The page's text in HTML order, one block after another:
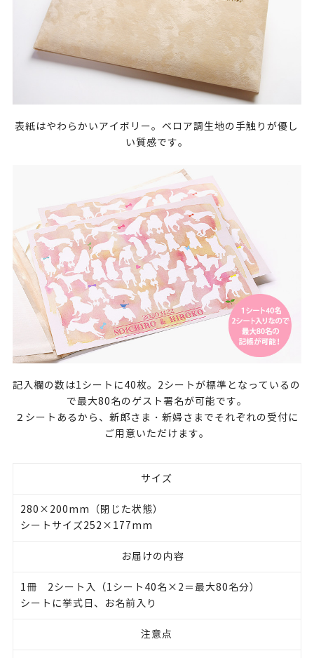
表紙はやわらかいアイボリー。ベロア調生地の手触りが優し
い質感です。
記入欄の数は1シートに40枚。2シートが標準となっているの
で最大80名のゲスト署名が可能です。
２シートあるから、新郎さま・新婦さまでそれぞれの受付に
ご用意いただけます。
サイズ
280×200mm（閉じた状態）
シートサイズ252×177mm
お届けの内容
1冊 2シート入（1シート40名×2＝最大80名分）
シートに挙式日、お名前入り
注意点